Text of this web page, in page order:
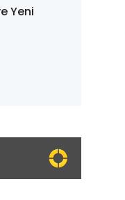
Yeni